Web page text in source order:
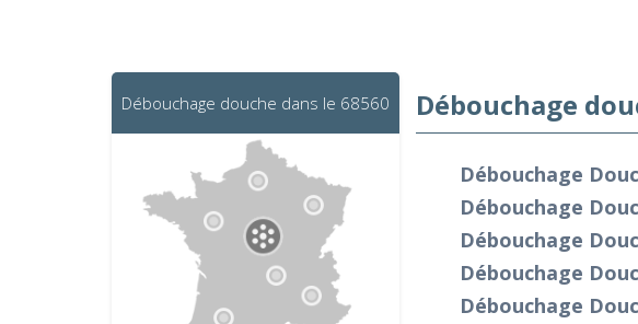
Débouchage douche dans le 68560 Débouchage
Débouchage
Débouchage
Débouchage
Débouchage
Débouchage